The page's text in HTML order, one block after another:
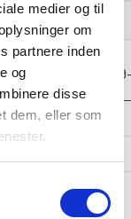
medier og til
om
partnere inden
og
disse
dem, eller som
- -